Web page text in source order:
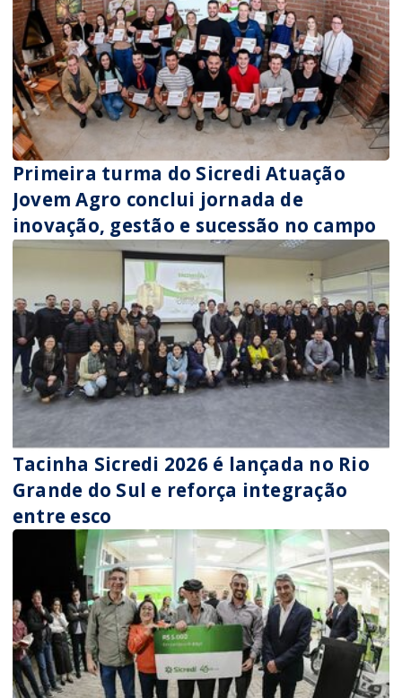
Primeira turma do Sicredi Atuação
Jovem Agro conclui jornada de
inovação, gestão e sucessão no campo
Tacinha Sicredi 2026 é lançada no Rio
Grande do Sul e reforça integração
entre esco